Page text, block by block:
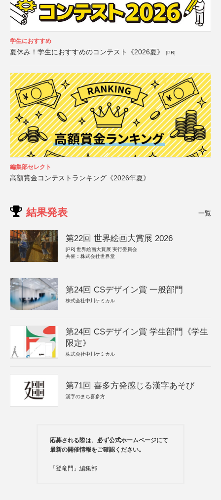
学生におすすめ
夏休み！学生におすすめのコンテスト《2026夏》 [PR]
編集部セレクト
高額賞金コンテストランキング《2026年夏》
結果発表 一覧
第22回 世界絵画大賞展 2026
[PR] 世界絵画大賞展 実行委員会
共催：株式会社世界堂
第24回 CSデザイン賞 一般部門
株式会社中川ケミカル
第24回 CSデザイン賞 学生部門《学生
限定》
株式会社中川ケミカル
第71回 喜多方発感じる漢字あそび
漢字のまち喜多方
応募される際は、必ず公式ホームページにて
最新の開催情報をご確認ください。
「登竜門」編集部